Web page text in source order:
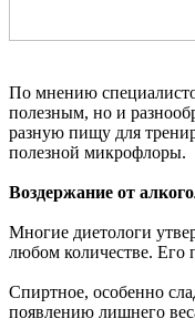
По мнению
полезным, но и
разную пищу для
полезной микрофлоры.
Воздержание от
Многие диетологи
любом количестве. Его
Спиртное, особенно
появлению лишнего